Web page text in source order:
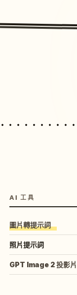
AI 工具
圖片轉提示詞
照片提示詞
GPT Image 2 投影片